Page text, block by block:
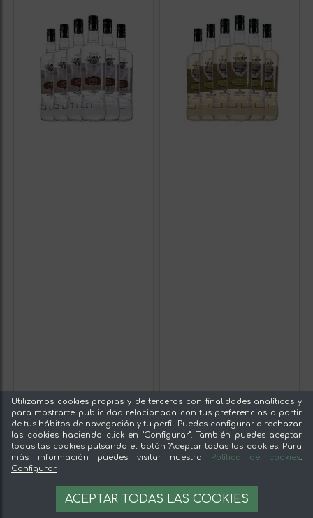
Utilizamos cookies propias y de terceros con finalidades analíticas y
para mostrarte publicidad relacionada con tus preferencias a partir
de tus hábitos de navegación y tu perfil. Puedes configurar o rechazar
las cookies haciendo click en "Configurar". También puedes aceptar
todas las cookies pulsando el botón "Aceptar todas las cookies. Para
más información puedes visitar nuestra
Política de cookies.
Configurar
ACEPTAR TODAS LAS COOKIES